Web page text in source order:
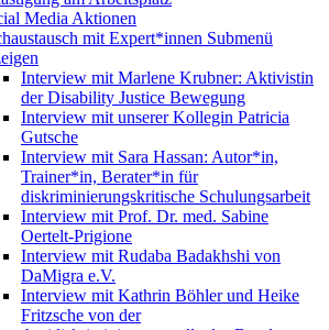
Media Aktionen
mit Expert*innen Submenü
Interview mit Marlene Krubner: Aktivistin
der Disability Justice Bewegung
Interview mit unserer Kollegin Patricia
Gutsche
Interview mit Sara Hassan: Autor*in,
Trainer*in, Berater*in für
diskriminierungskritische Schulungsarbeit
Interview mit Prof. Dr. med. Sabine
Oertelt-Prigione
Interview mit Rudaba Badakhshi von
DaMigra e.V.
Interview mit Kathrin Böhler und Heike
Fritzsche von der